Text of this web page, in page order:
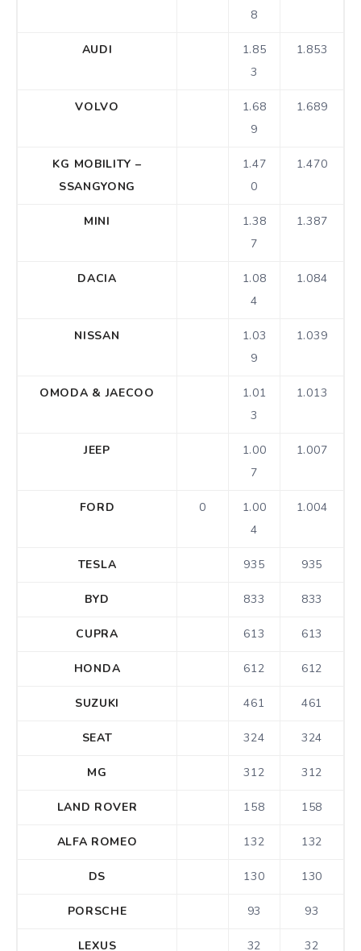
8
AUDI
1.85
3
1.853
VOLVO
1.68
9
1.689
KG MOBILITY –
SSANGYONG
1.47
0
1.470
MINI
1.38
7
1.387
DACIA
1.08
4
1.084
NISSAN
1.03
9
1.039
OMODA & JAECOO
1.01
3
1.013
JEEP
1.00
7
1.007
FORD 0
1.00
4
1.004
TESLA 935 935
BYD 833 833
CUPRA 613 613
HONDA 612 612
SUZUKI 461 461
SEAT 324 324
MG 312 312
LAND ROVER 158 158
ALFA ROMEO 132 132
DS 130 130
PORSCHE 93 93
LEXUS 32 32